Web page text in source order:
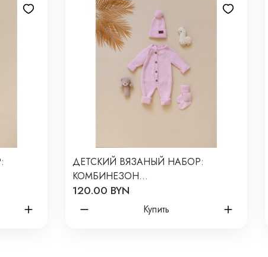
СМ
ДЕТСКИЙ ВЯЗАНЫЙ НАБОР:
КОМБИНЕЗОН
+ШАПОЧКА+НОСОЧКИ 56-68 СМ
ЦВЕТ: РОЗОВЫЙ В059
120.00 BYN
Купить